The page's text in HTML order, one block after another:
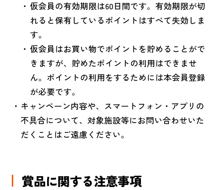
仮会員の有効期限は60日間です。有効期限が切
れると保有しているポイントはすべて失効しま
す。
仮会員はお買い物でポイントを貯めることがで
きますが、貯めたポイントの利用はできませ
ん。ポイントの利用をするためには本会員登録
が必要です。
キャンペーン内容や、スマートフォン・アプリの
不具合について、対象施設等にお問い合わせいた
だくことはご遠慮ください。
賞品に関する注意事項